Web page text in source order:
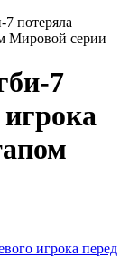
потеряла
Мировой серии
7